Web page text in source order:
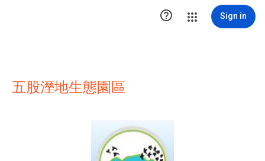
 Sign in
五股溼地生態園區